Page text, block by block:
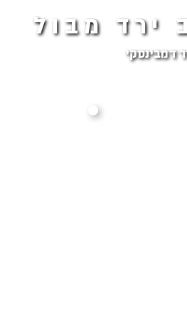
ירד מבול
דמבינסקי